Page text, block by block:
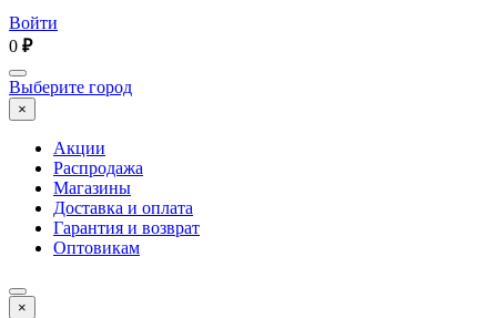
Войти
0 ₽
Выберите город
×
Акции
Распродажа
Магазины
Доставка и оплата
Гарантия и возврат
Оптовикам
×